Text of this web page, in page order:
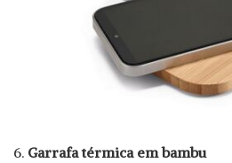
Garrafa térmica em bambu